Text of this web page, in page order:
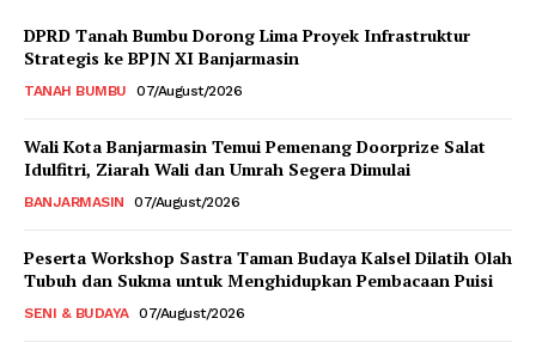
DPRD Tanah Bumbu Dorong Lima Proyek Infrastruktur
Strategis ke BPJN XI Banjarmasin
TANAH BUMBU 07/August/2026
Wali Kota Banjarmasin Temui Pemenang Doorprize Salat
Idulfitri, Ziarah Wali dan Umrah Segera Dimulai
BANJARMASIN 07/August/2026
Peserta Workshop Sastra Taman Budaya Kalsel Dilatih Olah
Tubuh dan Sukma untuk Menghidupkan Pembacaan Puisi
SENI & BUDAYA 07/August/2026